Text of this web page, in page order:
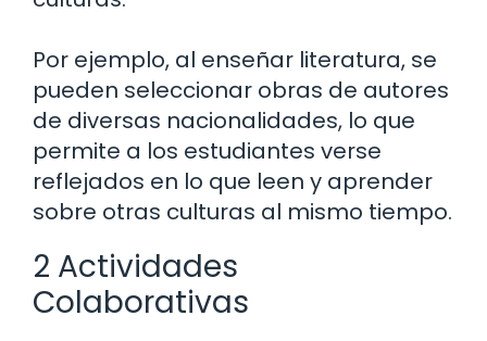
Por ejemplo, al enseñar literatura, se
pueden seleccionar obras de autores
de diversas nacionalidades, lo que
permite a los estudiantes verse
reflejados en lo que leen y aprender
sobre otras culturas al mismo tiempo.
2 Actividades
Colaborativas